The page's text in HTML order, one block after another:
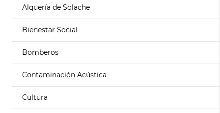
Alquería de Solache
Bienestar Social
Bomberos
Contaminación Acústica
Cultura